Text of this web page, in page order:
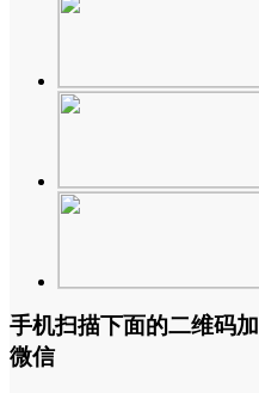
手机扫描下面的二维码加
微信